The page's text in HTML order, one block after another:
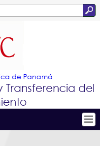
de Panamá
Transferencia del